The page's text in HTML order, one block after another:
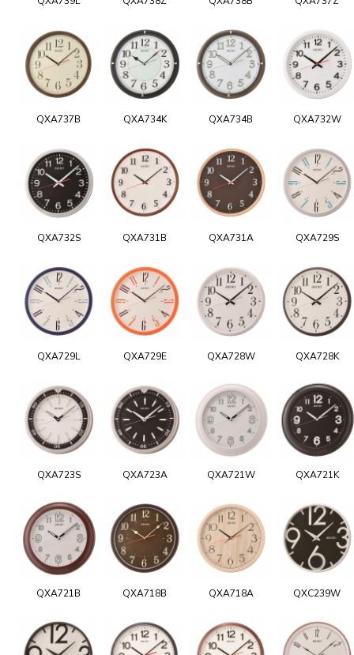
QXA737B QXA734K QXA734B QXA732W
QXA732S QXA731B QXA731A QXA729S
QXA729L QXA729E QXA728W QXA728K
QXA723S QXA723A QXA721W QXA721K
QXA721B QXA718B QXA718A QXC239W